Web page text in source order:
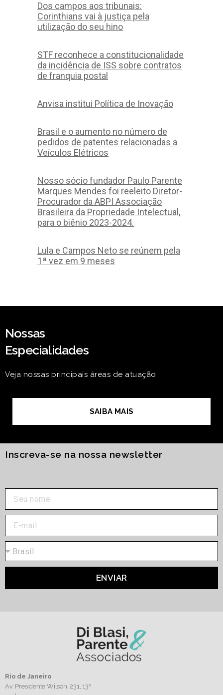
Dos campos aos tribunais:
Corinthians vai à justiça pela
utilização do seu hino
STF reconhece a constitucionalidade
da incidência de ISS sobre contratos
de franquia postal
Anvisa institui Política de Inovação
Brasil e o aumento no número de
pedidos de patentes relacionadas a
Veículos Elétricos
Nosso sócio fundador Paulo Parente
Marques Mendes foi reeleito Diretor-
Procurador da ABPI Associação
Brasileira da Propriedade Intelectual,
para o biênio 2023-2024.
Lula e Campos Neto se reúnem pela
1ª vez em 9 meses
Nossas
Especialidades
Veja nossas principais áreas de atuação
SAIBA MAIS
Inscreva-se na nossa newsletter
ENVIAR
Rio de Janeiro
Av. Presidente Wilson, 231, 13º